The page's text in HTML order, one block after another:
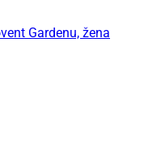
Gardenu, žena